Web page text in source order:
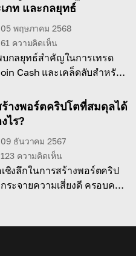
ภท และกลยุทธ์
05 พฤษภาคม 2568
61 ความคิดเห็น
กลยุทธ์สำคัญในการเทรด
Cash และเคล็ดลับสำหรับ
างพอร์ตคริปโตที่สมดุลได้
ไร?
09 ธันวาคม 2567
123 ความคิดเห็น
ชิงลึกในการสร้างพอร์ตคริป
ระจายความเสี่ยงดี ครอบคลุม